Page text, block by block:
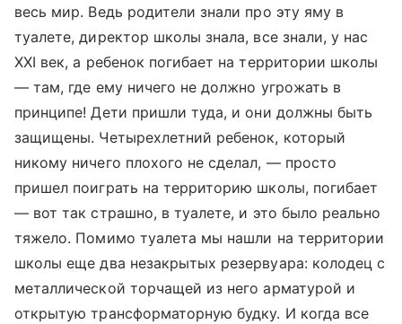
весь мир. Ведь родители знали про эту яму в
туалете, директор школы знала, все знали, у нас
XXI век, а ребенок погибает на территории школы
— там, где ему ничего не должно угрожать в
принципе! Дети пришли туда, и они должны быть
защищены. Четырехлетний ребенок, который
никому ничего плохого не сделал, — просто
пришел поиграть на территорию школы, погибает
— вот так страшно, в туалете, и это было реально
тяжело. Помимо туалета мы нашли на территории
школы еще два незакрытых резервуара: колодец с
металлической торчащей из него арматурой и
открытую трансформаторную будку. И когда все